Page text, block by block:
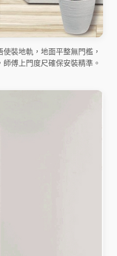
裝地軌，地面平整無門檻，
傅上門度尺確保安裝精準。